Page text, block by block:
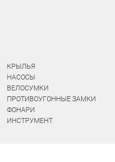
КРЫЛЬЯ
НАСОСЫ
ВЕЛОСУМКИ
ПРОТИВОУГОННЫЕ ЗАМКИ
ФОНАРИ
ИНСТРУМЕНТ